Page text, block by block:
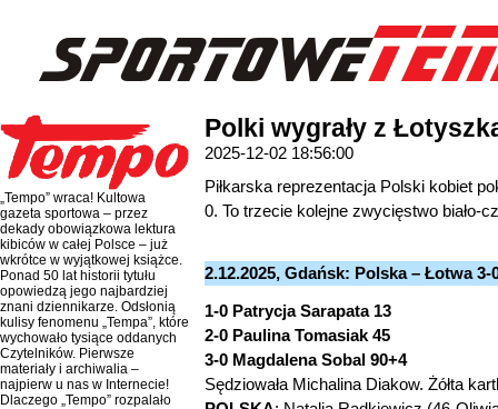
„Tempo” wraca! Kultowa
gazeta sportowa – przez
dekady obowiązkowa lektura
kibiców w całej Polsce – już
wkrótce w wyjątkowej książce.
Ponad 50 lat historii tytułu
opowiedzą jego najbardziej
znani dziennikarze. Odsłonią
kulisy fenomenu „Tempa”, które
wychowało tysiące oddanych
Czytelników. Pierwsze
materiały i archiwalia –
najpierw u nas w Internecie!
Dlaczego „Tempo” rozpalało
Polki wygrały z
2025-12-02 18:56:00
Piłkarska reprezentacja Polski kobiet
0. To trzecie kolejne zwycięstwo biało-
2.12.2025, Gdańsk: Polska – Łotwa 3-
1-0 Patrycja Sarapata 13
2-0 Paulina Tomasiak 45
3-0 Magdalena Sobal 90+4
Sędziowała Michalina Diakow. Żółta